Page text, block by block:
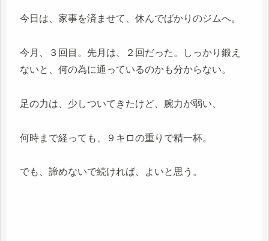
今日は、家事を済ませて、休んでばかりのジムへ。
今月、３回目。先月は、２回だった。しっかり鍛え
ないと、何の為に通っているのかも分からない。
足の力は、少しついてきたけど、腕力が弱い、
何時まで経っても、９キロの重りで精一杯。
でも、諦めないで続ければ、よいと思う。